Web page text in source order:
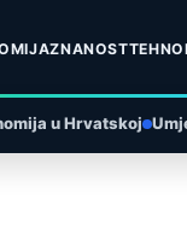
ZNANOST
u Hrvatskoj